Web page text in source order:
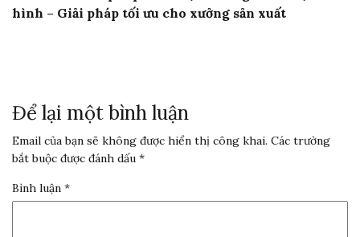
hình – Giải pháp tối ưu cho xưởng sản xuất
Để lại một bình luận
Email của bạn sẽ không được hiển thị công khai. Các trường
bắt buộc được đánh dấu *
Bình luận *